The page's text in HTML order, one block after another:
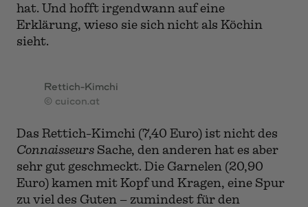
hat. Und hofft irgendwann auf eine
Erklärung, wieso sie sich nicht als Köchin
sieht.